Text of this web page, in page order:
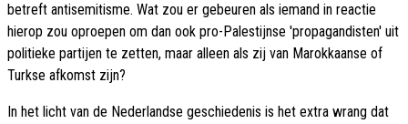
betreft antisemitisme. Wat zou er gebeuren als iemand in reactie
hierop zou oproepen om dan ook pro-Palestijnse 'propagandisten' uit
politieke partijen te zetten, maar alleen als zij van Marokkaanse of
Turkse afkomst zijn?
In het licht van de Nederlandse geschiedenis is het extra wrang dat